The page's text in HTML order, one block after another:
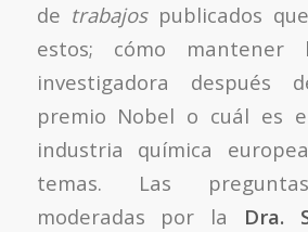
de trabajospublicados
estos; cómo mantener
investigadora después
premio Nobel o cuál es
industria química
temas. Las
moderadas por la Dra.